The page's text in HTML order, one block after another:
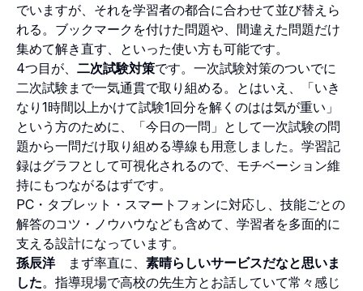
でいますが、それを学習者の都合に合わせて並び替えら
れる。ブックマークを付けた問題や、間違えた問題だけ
集めて解き直す、といった使い方も可能です。
4つ目が、 二次試験対策です。一次試験対策のついでに
二次試験まで一気通貫で取り組める。とはいえ、「いき
なり1時間以上かけて試験1回分を解くのはは気が重い」
という方のために、「今日の一問」として一次試験の問
題から一問だけ取り組める導線も用意しました。学習記
録はグラフとして可視化されるので、モチベーション維
持にもつながるはずです。
PC・タブレット・スマートフォンに対応し、技能ごとの
解答のコツ・ノウハウなども含めて、学習者を多面的に
支える設計になっています。
孫辰洋まず率直に、 素晴らしいサービスだなと思いま
した。指導現場で高校の先生方とお話していて常々感じ